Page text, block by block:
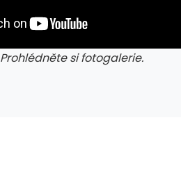
Prohlédněte si fotogalerie.